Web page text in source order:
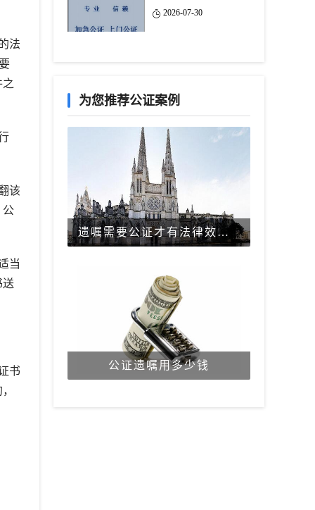
法
该
公
当
送
书
2026-07-30
为您推荐公证案例
遗嘱需要公证才有法律效力吗？
公证遗嘱用多少钱